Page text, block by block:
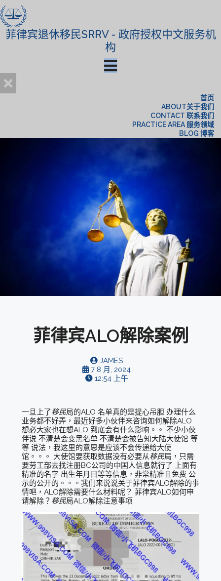
菲律宾退休移民SRRV - 政府授权中文服务机
构
首页
ABOUT关于我们
CONTACT 联系我们
PRACTICE AREA 服务领域
BLOG 博客
菲律宾ALO解除案例
JAMES
7 8 月, 2024
12:54 上午
一旦上了移民局的ALO 名单真的是提心吊胆 办理什么
业务都不好弄，最近好多小伙伴来咨询如何解除ALO
想必大家也在想ALO 到底会有什么影响。。 不少小伙
伴说 不清楚会变黑名单 不清楚会被告知大陆大使馆 等
等 说法，我这里的意思是应该不会传递给大使
馆。。。 大使馆要获取数据没有必要从移民局，只需
要劳工部去找注册BC公司的中国人信息就行了 上面有
精准的名字 出生年月日等等信息，非常精准且免费 公
示的公开的。。。我们来说说关于菲律宾ALO解除的事
情吧，ALO解除需要什么材料呢？ 菲律宾ALO如何申
请解除？ 移民局ALO解除注意事项